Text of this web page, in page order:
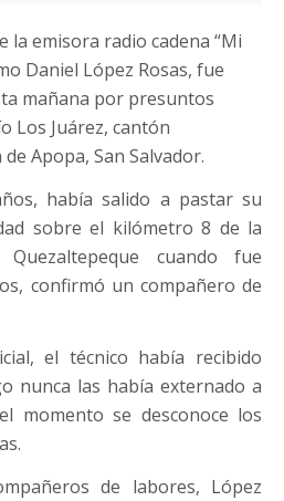
la emisora radio cadena “Mi
Daniel López Rosas, fue
mañana por presuntos
Los Juárez, cantón
Apopa, San Salvador.
había salido a pastar su
sobre el kilómetro 8 de la
cuando fue
confirmó un compañero de
el técnico había recibido
nunca las había externado a
momento se desconoce los
de labores, López